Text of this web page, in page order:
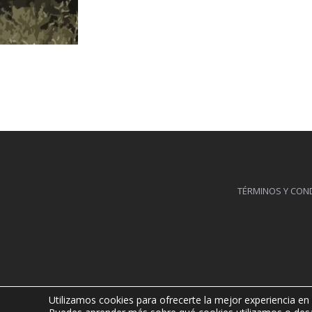
TÉRMINOS Y
Utilizamos cookies para ofrecerte la mejor experiencia en